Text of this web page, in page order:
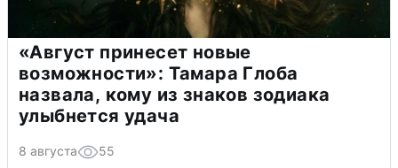
«Август принесет новые
возможности»: Тамара Глоба
назвала, кому из знаков зодиака
улыбнется удача
8 августа 55